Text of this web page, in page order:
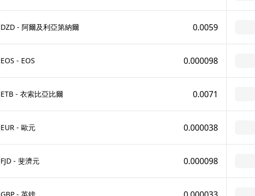
DZD - 阿爾及利亞第納爾 0.0059
EOS - EOS 0.000098
ETB - 衣索比亞比爾 0.0071
EUR - 歐元 0.000038
FJD - 斐濟元 0.000098